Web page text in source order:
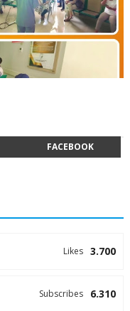
FACEBOOK
3.700
Likes
6.310
Subscribes